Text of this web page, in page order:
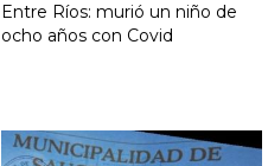
Entre Ríos: murió un niño de
ocho años con Covid